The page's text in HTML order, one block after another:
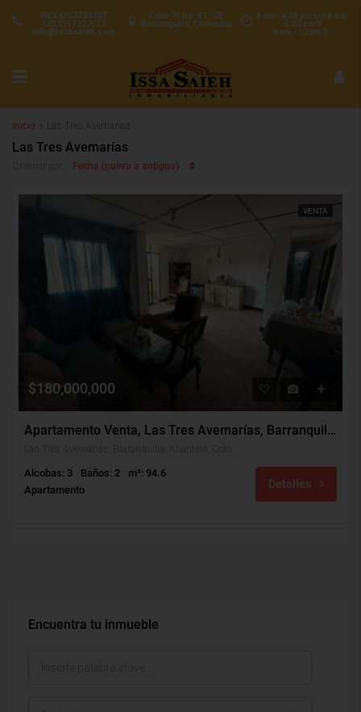
8 am - 4:30 pm L-J 8 am
- 5:00 pm V
8 am - 12 pm S
Calle 70 No. 57 - 25
Barranquilla, Colombia
PBX 6053533427
CEL3157227537
info@issasaieh.com
Inicio Las Tres Avemarías
Las Tres Avemarías
Fecha (nueva a antigua)
VENTA
$180,000,000
Apartamento Venta, Las Tres Avemarías, Barranquilla (31184)
Alcobas: 3 Baños: 2
m²: 94.6
Apartamento
Detalles
Encuentra tu inmueble